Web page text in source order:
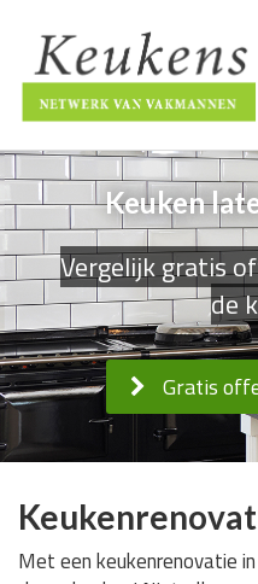
Keuken
Vergelijk gratis
de
Gratis
Met een keukenrenovatie